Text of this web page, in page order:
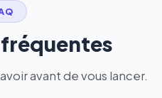
avant de vous lancer.